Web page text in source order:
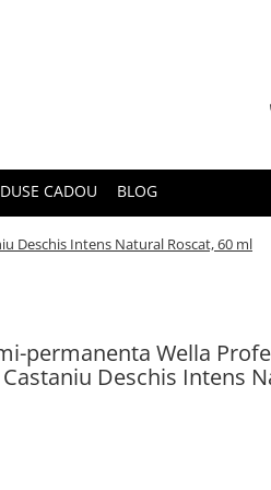
CADOU BLOG
Deschis Intens Natural Roscat, 60 ml
permanenta Wella
Deschis Intens